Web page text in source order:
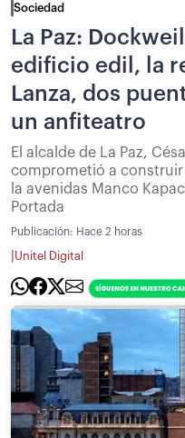
Sociedad
La Paz:
edificio edil, la
Lanza, dos
un anfiteatro
El alcalde de La Paz,
comprometió a
la avenidas Manco
Portada
Publicación: Hace 2 horas
Unitel Digital